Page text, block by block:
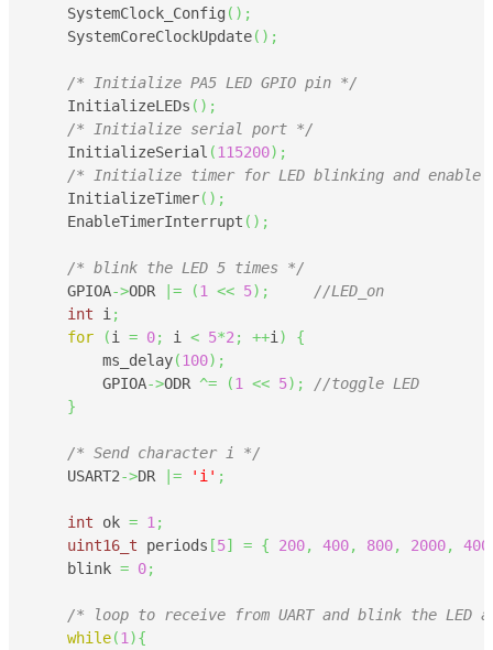
    SystemClock_Config
( ) ;
    SystemCoreClockUpdate
( ) ;
/* Initialize PA5 LED GPIO pin */
    InitializeLEDs
( ) ;
/* Initialize serial port */
    InitializeSerial
(115200) ;
/* Initialize timer for LED blinking and
    InitializeTimer
( ) ;
    EnableTimerInterrupt
( ) ;
/* blink the LED 5 times */
    GPIOA
->ODR |= (1 << 5) ;
//LED_on
int i ;
for
(i = 0; i < 5*2 ; ++i )
{
        ms_delay
(100) ;
    	GPIOA
->ODR ^= (1 << 5) ;
//toggle LED
}
/* Send character i */
    USART2
->DR |= 'i' ;
int ok = 1 ;
uint16_t periods [5] = { 200, 400, 800, 2000,
    blink
= 0;
/* loop to receive from UART and blink the LED
while(1 ){